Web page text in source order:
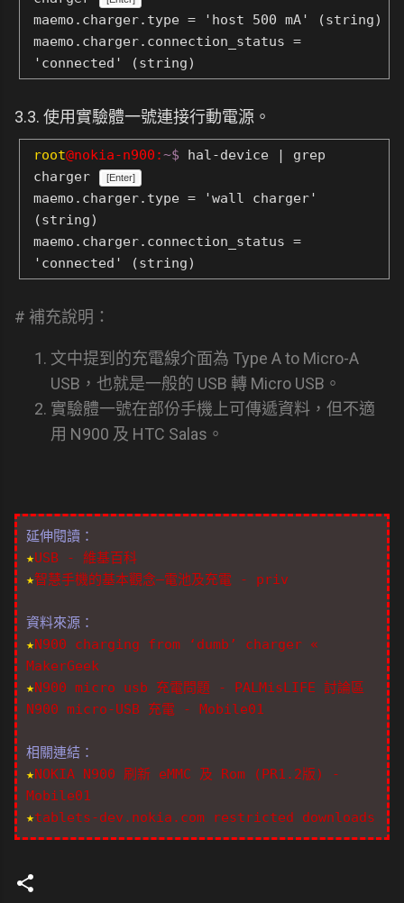
maemo.charger.type = 'host 500 mA' (string)
maemo.charger.connection_status =
'connected' (string)
3.3. 使用實驗體一號連接行動電源。
root@nokia-n900:~$ hal-device | grep
charger
[Enter]
maemo.charger.type = 'wall charger'
(string)
maemo.charger.connection_status =
'connected' (string)
# 補充說明：
文中提到的充電線介面為 Type A to Micro-A
USB，也就是一般的 USB 轉 Micro USB。
實驗體一號在部份手機上可傳遞資料，但不適
用 N900 及 HTC Salas。
延伸閱讀：
★USB - 維基百科
★智慧手機的基本觀念–電池及充電 - priv
資料來源：
★N900 charging from ‘dumb’ charger «
MakerGeek
★N900 micro usb 充電問題 - PALMisLIFE 討論區
N900 micro-USB 充電 - Mobile01
相關連結：
★NOKIA N900 刷新 eMMC 及 Rom (PR1.2版) -
Mobile01
★tablets-dev.nokia.com restricted downloads